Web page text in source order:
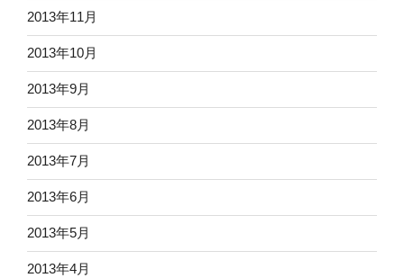
2013年11月
2013年10月
2013年9月
2013年8月
2013年7月
2013年6月
2013年5月
2013年4月